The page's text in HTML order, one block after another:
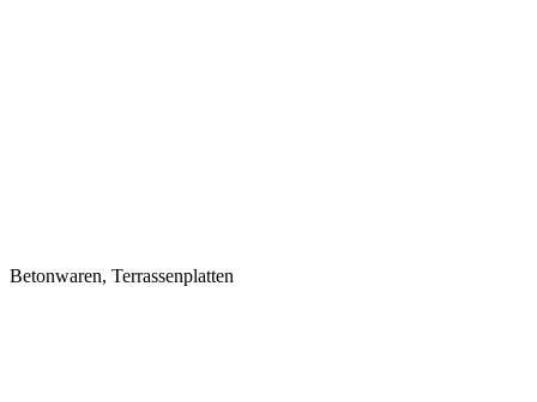
Betonwaren, Terrassenplatten